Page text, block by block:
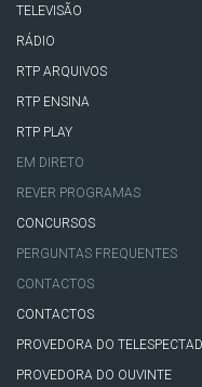
TELEVISÃO
RÁDIO
RTP ARQUIVOS
RTP ENSINA
RTP PLAY
EM DIRETO
REVER PROGRAMAS
CONCURSOS
PERGUNTAS FREQUENTES
CONTACTOS
CONTACTOS
PROVEDORA DO
PROVEDORA DO OUVINTE